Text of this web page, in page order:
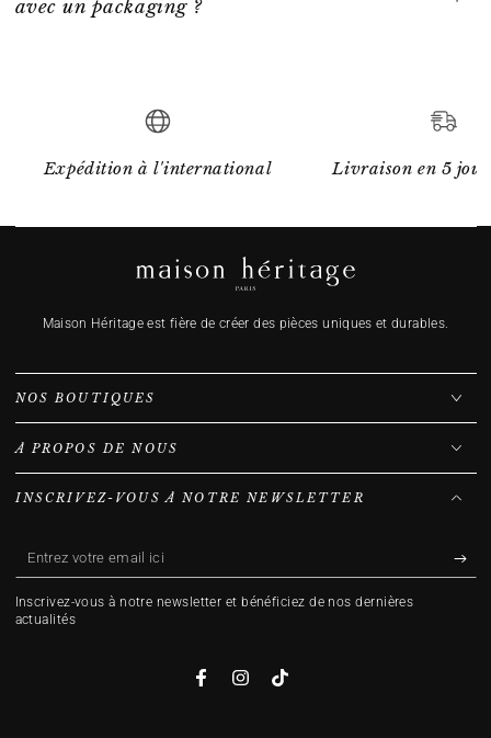
avec un packaging ?
Expédition à l'international Livraison en 5
Maison Héritage est fière de créer des pièces uniques et durables.
NOS BOUTIQUES
À PROPOS DE NOUS
INSCRIVEZ-VOUS À NOTRE NEWSLETTER
Entrez
votre
email
Inscrivez-vous à notre newsletter et bénéficiez de nos dernières
actualités
FacebookInstagramTikTok